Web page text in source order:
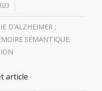
D’ALZHEIMER ;
SÉMANTIQUE;
article